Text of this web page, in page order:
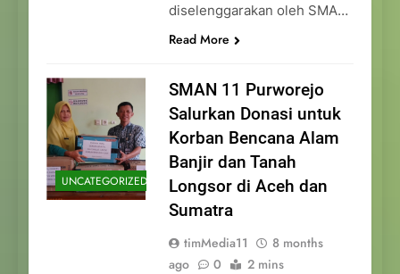
diselenggarakan oleh SMA…
Read More
UNCATEGORIZED
SMAN 11 Purworejo
Salurkan Donasi untuk
Korban Bencana Alam
Banjir dan Tanah
Longsor di Aceh dan
Sumatra
timMedia11
8 months
ago
0 2 mins